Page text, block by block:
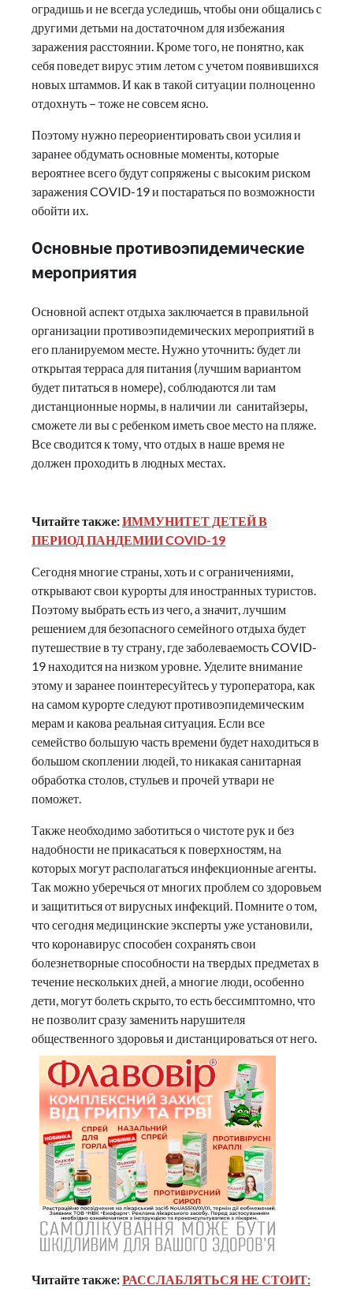
оградишь и не всегда уследишь, чтобы они общались с
другими детьми на достаточном для избежания
заражения расстоянии. Кроме того, не понятно, как
себя поведет вирус этим летом с учетом появившихся
новых штаммов. И как в такой ситуации полноценно
отдохнуть – тоже не совсем ясно.
Поэтому нужно переориентировать свои усилия и
заранее обдумать основные моменты, которые
вероятнее всего будут сопряжены с высоким риском
заражения COVID-19 и постараться по возможности
обойти их.
Основные противоэпидемические
мероприятия
Основной аспект отдыха заключается в правильной
организации противоэпидемических мероприятий в
его планируемом месте. Нужно уточнить: будет ли
открытая терраса для питания (лучшим вариантом
будет питаться в номере), соблюдаются ли там
дистанционные нормы, в наличии ли санитайзеры,
сможете ли вы с ребенком иметь свое место на пляже.
Все сводится к тому, что отдых в наше время не
должен проходить в людных местах.
Читайте также:ИММУНИТЕТ ДЕТЕЙ В
ПЕРИОД ПАНДЕМИИ COVID-19
Сегодня многие страны, хоть и с ограничениями,
открывают свои курорты для иностранных туристов.
Поэтому выбрать есть из чего, а значит, лучшим
решением для безопасного семейного отдыха будет
путешествие в ту страну, где заболеваемость COVID-
19 находится на низком уровне. Уделите внимание
этому и заранее поинтересуйтесь у туроператора, как
на самом курорте следуют противоэпидемическим
мерам и какова реальная ситуация. Если все
семейство большую часть времени будет находиться в
большом скоплении людей, то никакая санитарная
обработка столов, стульев и прочей утвари не
поможет.
Также необходимо заботиться о чистоте рук и без
надобности не прикасаться к поверхностям, на
которых могут располагаться инфекционные агенты.
Так можно уберечься от многих проблем со здоровьем
и защититься от вирусных инфекций. Помните о том,
что сегодня медицинские эксперты уже установили,
что коронавирус способен сохранять свои
болезнетворные способности на твердых предметах в
течение нескольких дней, а многие люди, особенно
дети, могут болеть скрыто, то есть бессимптомно, что
не позволит сразу заменить нарушителя
общественного здоровья и дистанцироваться от него.
Читайте также:РАССЛАБЛЯТЬСЯ НЕ СТОИТ: